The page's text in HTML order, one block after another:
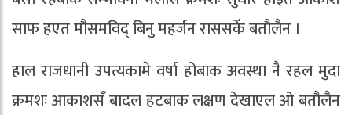
साफ हएत मौसमविद् बिनु महर्जन राससकेँ बतौलैन ।
हाल राजधानी उपत्यकामे वर्षा होबाक अवस्था नै रहल मुदा
क्रमशः आकाशसँ बादल हटबाक लक्षण देखाएल ओ बतौलैन